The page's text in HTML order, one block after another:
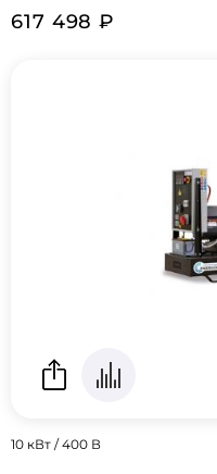
617 498 ₽
10 кВт / 400 В